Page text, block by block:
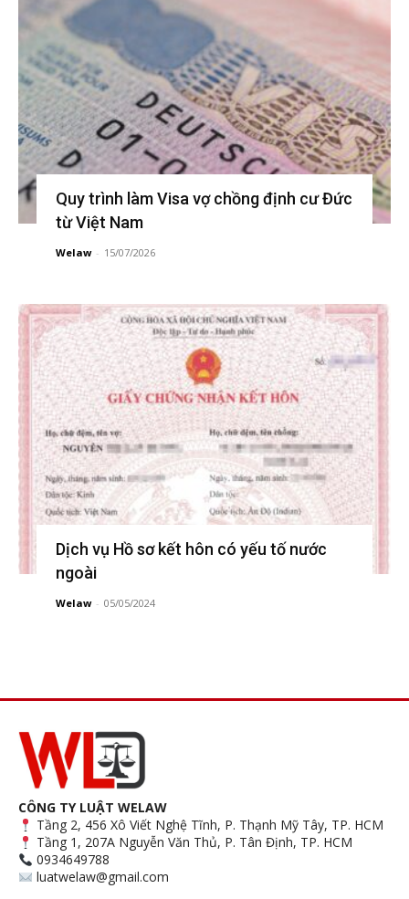
Quy trình làm Visa vợ chồng định cư Đức
từ Việt Nam
Welaw - 15/07/2026
Dịch vụ Hồ sơ kết hôn có yếu tố nước
ngoài
Welaw - 05/05/2024
CÔNG TY LUẬT WELAW
Tầng 2, 456 Xô Viết Nghệ Tĩnh, P. Thạnh Mỹ Tây, TP. HCM
Tầng 1, 207A Nguyễn Văn Thủ, P. Tân Định, TP. HCM
0934649788
luatwelaw@gmail.com